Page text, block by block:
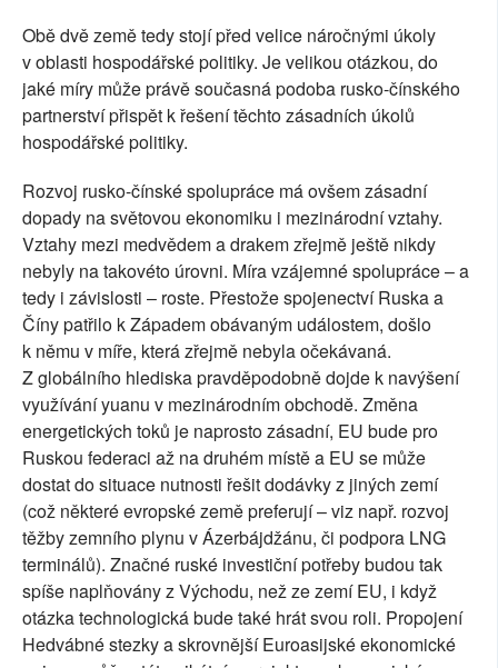
Obě dvě země tedy stojí před velice náročnými úkoly
v oblasti hospodářské politiky. Je velikou otázkou, do
jaké míry může právě současná podoba rusko-čínského
partnerství přispět k řešení těchto zásadních úkolů
hospodářské politiky.
Rozvoj rusko-čínské spolupráce má ovšem zásadní
dopady na světovou ekonomiku i mezinárodní vztahy.
Vztahy mezi medvědem a drakem zřejmě ještě nikdy
nebyly na takovéto úrovni. Míra vzájemné spolupráce – a
tedy i závislosti – roste. Přestože spojenectví Ruska a
Číny patřilo k Západem obávaným událostem, došlo
k němu v míře, která zřejmě nebyla očekávaná.
Z globálního hlediska pravděpodobně dojde k navýšení
využívání yuanu v mezinárodním obchodě. Změna
energetických toků je naprosto zásadní, EU bude pro
Ruskou federaci až na druhém místě a EU se může
dostat do situace nutnosti řešit dodávky z jiných zemí
(což některé evropské země preferují – viz např. rozvoj
těžby zemního plynu v Ázerbájdžánu, či podpora LNG
terminálů). Značné ruské investiční potřeby budou tak
spíše naplňovány z Východu, než ze zemí EU, i když
otázka technologická bude také hrát svou roli. Propojení
Hedvábné stezky a skrovnější Euroasijské ekonomické